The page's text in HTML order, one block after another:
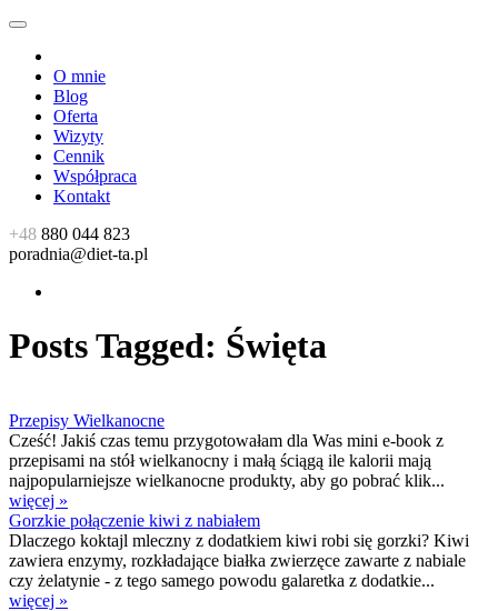
O mnie
Blog
Oferta
Wizyty
Cennik
Współpraca
Kontakt
+48 880 044 823
poradnia@diet-ta.pl
Posts Tagged: Święta
Przepisy Wielkanocne
Cześć! Jakiś czas temu przygotowałam dla Was mini e-book z
przepisami na stół wielkanocny i małą ściągą ile kalorii mają
najpopularniejsze wielkanocne produkty, aby go pobrać klik...
więcej »
Gorzkie połączenie kiwi z nabiałem
Dlaczego koktajl mleczny z dodatkiem kiwi robi się gorzki? Kiwi
zawiera enzymy, rozkładające białka zwierzęce zawarte z nabiale
czy żelatynie - z tego samego powodu galaretka z dodatkie...
więcej »